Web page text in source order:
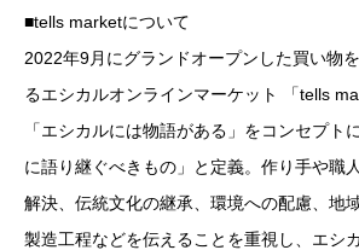
■tells marketについて
2022年9月にグランドオープンした買い物
るエシカルオンラインマーケット 「tells
「エシカルには物語がある」をコンセプト
に語り継ぐべきもの」と定義。作り手や職
解決、伝統文化の継承、環境への配慮、地
製造工程などを伝えることを重視し、エシ